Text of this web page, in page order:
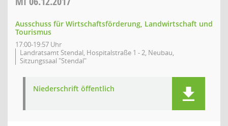
Ausschuss für Wirtschaftsförderung, Landwirtschaft und
Tourismus
17:00-19:57 Uhr
Landratsamt Stendal, Hospitalstraße 1 - 2, Neubau,
Sitzungssaal "Stendal"
Niederschrift öffentlich